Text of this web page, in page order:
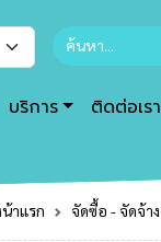
บริการ ติดต่อเรา
าแรก จัดซื้อ - จัดจ้าง